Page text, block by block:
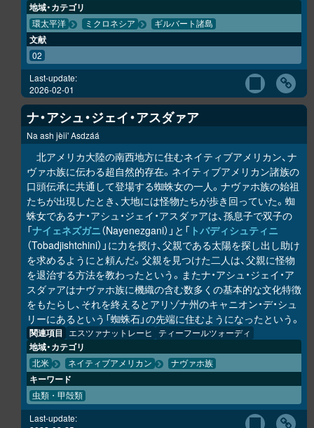
LINK
地域・カテゴリ
環太平洋 ミクロネシア ギルバート諸島
文献
02
Last-update:
2026-02-01
ナ・アシュ・ジェイ・アスダァア
Na ash jèii' Asdzáá
北アメリカ大陸の南西地方に住むネイティブアメリカン、ナ
ヴァホ族に伝わる超自然的存在。ネイティブアメリカン諸族の
口頭伝承に共通して登場する蜘蛛女の一人。ナヴァホ族の始祖
たちが出現したとき、大地には怪物たちが歩き回っていた。蜘
蛛女であるナ・アシュ・ジェイ・アスダァアは、孫息子で双子の
「ナイェネズガニ（Nayenezgani）」と「 トバディシュティニ
（Tobadjishtchini）」に力を授け、父親である太陽を探し出し助け
を求めるようにと頼んだ。父親を見つけた二人は、父親に怪物
を退治する方法を教わったという。またナ・アシュ・ジェイ・ア
スダァアはナヴァホ族に機織の含む数多くの基本的な文化特徴
をもたらし、それを終えるとアリゾナ州のキャニオン・デ・シュ
リーにあるという「蜘蛛石」の先端に住むようになったという。
関連項目 エスツァナットレーヒ ティーフールツォーディ
地域・カテゴリ
北米 ネイティブアメリカン ナヴァホ族
キーワード
虫類・甲殻類
Last-update: